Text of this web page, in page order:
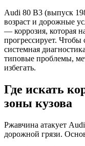
Audi 80 B3 (выпуск
возраст и дорожные
— коррозия, которая
прогрессирует.
системная
типовые проблемы,
избегать.
Где искать
зоны кузова
Ржавчина атакует
дорожной грязи.